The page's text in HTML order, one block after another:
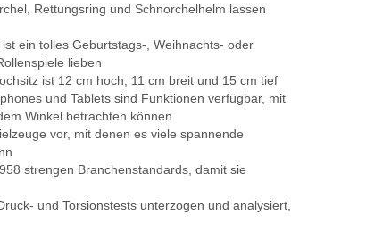
Rettungsring und Schnorchelhelm lassen
ein tolles Geburtstags-, Weihnachts- oder
lieben
ist 12 cm hoch, 11 cm breit und 15 cm tief
und Tablets sind Funktionen verfügbar, mit
Winkel betrachten können
vor, mit denen es viele spannende
strengen Branchenstandards, damit sie
und Torsionstests unterzogen und analysiert,